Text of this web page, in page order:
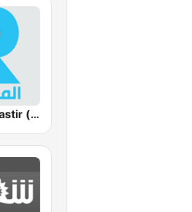
Radio Monastir (إذاعة المنستير)